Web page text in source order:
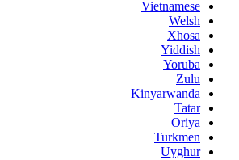
Vietnamese
Welsh
Xhosa
Yiddish
Yoruba
Zulu
Kinyarwanda
Tatar
Oriya
Turkmen
Uyghur